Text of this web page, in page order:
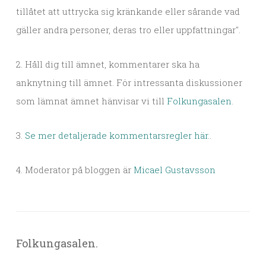
tillåtet att uttrycka sig kränkande eller sårande vad
gäller andra personer, deras tro eller uppfattningar".
2. Håll dig till ämnet, kommentarer ska ha
anknytning till ämnet. För intressanta diskussioner
som lämnat ämnet hänvisar vi till Folkungasalen.
3. Se mer detaljerade kommentarsregler här..
4. Moderator på bloggen är Micael Gustavsson
Folkungasalen.